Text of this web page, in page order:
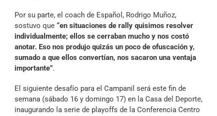
Por su parte, el coach de Español, Rodrigo Muñoz,
sostuvo que “en situaciones de rally quisimos resolver
individualmente; ellos se cerraban mucho y nos costó
anotar. Eso nos produjo quizás un poco de ofuscación y,
sumado a que ellos convertían, nos sacaron una ventaja
importante”.
El siguiente desafío para el Campanil será este fin de
semana (sábado 16 y domingo 17) en la Casa del Deporte,
inaugurando la serie de playoffs de la Conferencia Centro